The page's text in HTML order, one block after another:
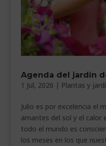
Agenda del jardín
1 Jul, 2026 | Plantas y
Julio es por excelencia el
amantes del sol y el calor
todo el mundo es
los meses en los que